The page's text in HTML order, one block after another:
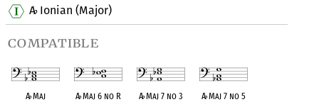
A♭Ionian (Major)
compatible
A♭Maj A♭Maj 6 no R A♭Maj 7 no 3 A♭Maj 7 no 5